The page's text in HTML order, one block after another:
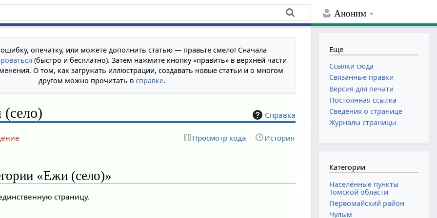
Аноним
опечатку, или можете дополнить статью — правьте смело! Сначала
(быстро и бесплатно). Затем нажмите кнопку «править» в верхней части
О том, как загружать иллюстрации, создавать новые статьи и о многом
другом можно прочитать в справке.
Справка
Просмотр кода История
«Ежи (село)»
страницу.
Ещё
Ссылки сюда
Связанные правки
Версия для печати
Постоянная ссылка
Сведения о странице
Журналы страницы
Категории
Населённые пункты
Томской области
Первомайский район
Чулым